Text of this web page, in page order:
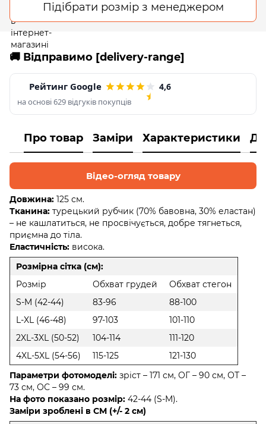
Підібрати розмір з менеджером
🚚 Відправимо [delivery-range]
Рейтинг Google 4,6
на основі 629 відгуків покупців
Про товар Заміри Характеристики
Відео-огляд товару
Довжина: 125 см.
Тканина: турецький рубчик (70% бавовна, 30% еластан)
– не кашлатиться, не просвічується, добре тягнеться,
приємна до тіла.
Еластичність: висока.
Розмірна сітка (см):
Розмір
Обхват грудей
Обхват стегон
S-M (42-44)
83-96
88-100
L-XL (46-48)
97-103
101-110
2XL-3XL (50-52)
104-114
111-120
4XL-5XL (54-56)
115-125
121-130
Параметри фотомоделі: зріст – 171 см, ОГ – 90 см, ОТ –
73 см, ОС – 99 см.
На фото показано розмір: 42-44 (S-M).
Заміри зроблені в СМ (+/- 2 см)